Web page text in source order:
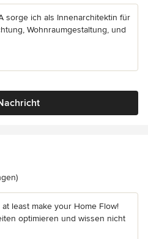
sorge ich als Innenarchitektin für
Wohnraumgestaltung, und
5 von 5 Sternen
least make your Home Flow!
optimieren und wissen nicht